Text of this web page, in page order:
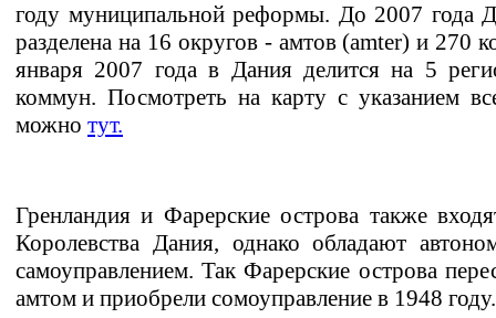
году муниципальной реформы. До 2007 года
разделена на 16 округов - амтов (amter) и 270
января 2007 года в Дания делится на 5
коммун. Посмотреть на карту с указанием
можно тут.
Гренландия и Фарерские острова также
Королевства Дания, однако обладают
самоуправлением. Так Фарерские острова
амтом и приобрели сомоуправление в 1948 году.